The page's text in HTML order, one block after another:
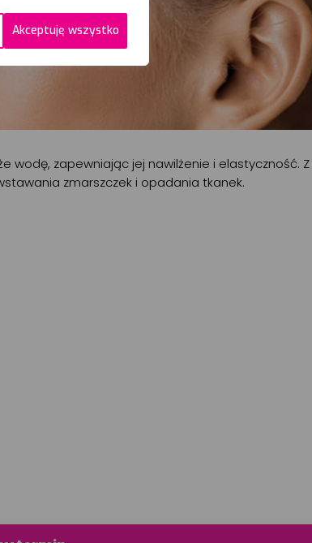
Akceptuję wszystko
wodę, zapewniając jej nawilżenie i elastyczność.
zmarszczek i opadania tkanek.